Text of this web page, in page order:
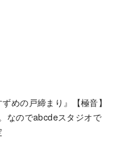
ずめの戸締まり』【極音】
なのでabcdeスタジオで